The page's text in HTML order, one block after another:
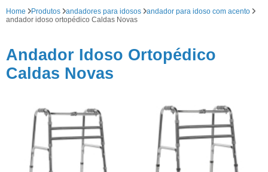
Home Produtos andadores para idosos
andador para idoso com acento
andador idoso ortopédico Caldas Novas
Andador Idoso Ortopédico
Caldas Novas